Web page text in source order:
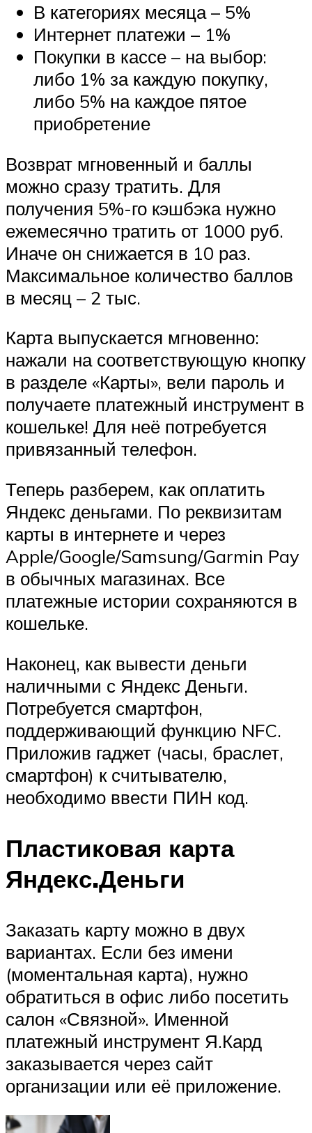
В категориях месяца – 5%
Интернет платежи – 1%
Покупки в кассе – на выбор:
либо 1% за каждую покупку,
либо 5% на каждое пятое
приобретение
Возврат мгновенный и баллы
можно сразу тратить. Для
получения 5%-го кэшбэка нужно
ежемесячно тратить от 1000 руб.
Иначе он снижается в 10 раз.
Максимальное количество баллов
в месяц – 2 тыс.
Карта выпускается мгновенно:
нажали на соответствующую кнопку
в разделе «Карты», вели пароль и
получаете платежный инструмент в
кошельке! Для неё потребуется
привязанный телефон.
Теперь разберем, как оплатить
Яндекс деньгами. По реквизитам
карты в интернете и через
Apple/Google/Samsung/Garmin Pay
в обычных магазинах. Все
платежные истории сохраняются в
кошельке.
Наконец, как вывести деньги
наличными с Яндекс Деньги.
Потребуется смартфон,
поддерживающий функцию NFC.
Приложив гаджет (часы, браслет,
смартфон) к считывателю,
необходимо ввести ПИН код.
Пластиковая карта
Яндекс.Деньги
Заказать карту можно в двух
вариантах. Если без имени
(моментальная карта), нужно
обратиться в офис либо посетить
салон «Связной». Именной
платежный инструмент Я.Кард
заказывается через сайт
организации или её приложение.